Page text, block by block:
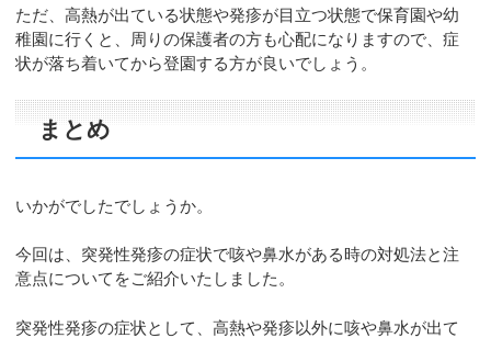
ただ、高熱が出ている状態や発疹が目立つ状態で保育園や幼
稚園に行くと、周りの保護者の方も心配になりますので、症
状が落ち着いてから登園する方が良いでしょう。
まとめ
いかがでしたでしょうか。
今回は、突発性発疹の症状で咳や鼻水がある時の対処法と注
意点についてをご紹介いたしました。
突発性発疹の症状として、高熱や発疹以外に咳や鼻水が出て